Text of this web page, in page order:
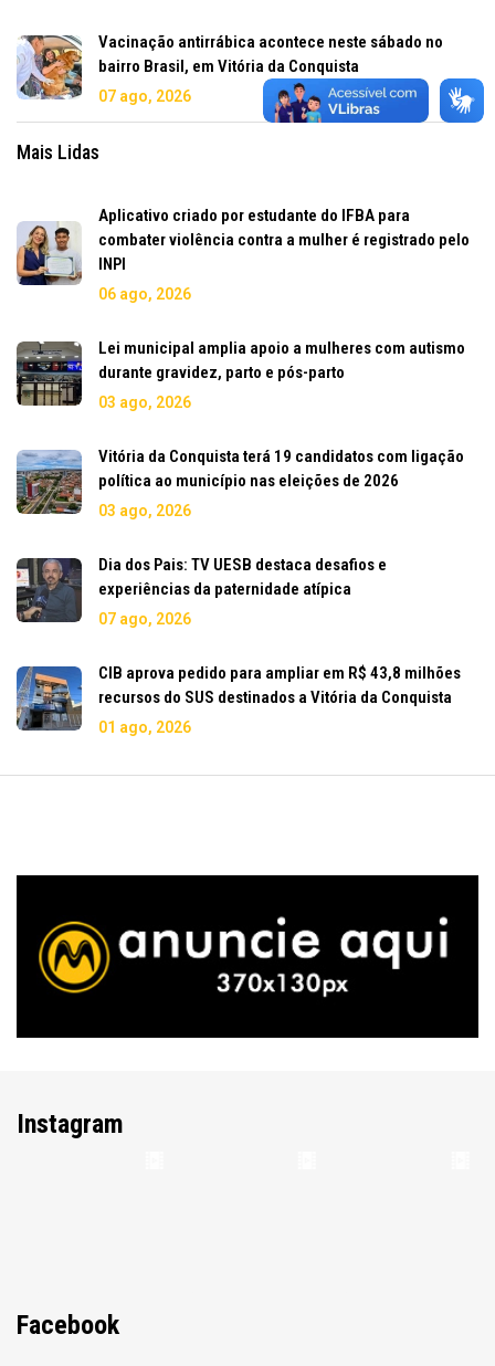
Vacinação antirrábica acontece neste sábado no
bairro Brasil, em Vitória da Conquista
07 ago, 2026
Mais Lidas
Aplicativo criado por estudante do IFBA para
combater violência contra a mulher é registrado pelo
INPI
06 ago, 2026
Lei municipal amplia apoio a mulheres com autismo
durante gravidez, parto e pós-parto
03 ago, 2026
Vitória da Conquista terá 19 candidatos com ligação
política ao município nas eleições de 2026
03 ago, 2026
Dia dos Pais: TV UESB destaca desafios e
experiências da paternidade atípica
07 ago, 2026
CIB aprova pedido para ampliar em R$ 43,8 milhões
recursos do SUS destinados a Vitória da Conquista
01 ago, 2026
Instagram
Facebook